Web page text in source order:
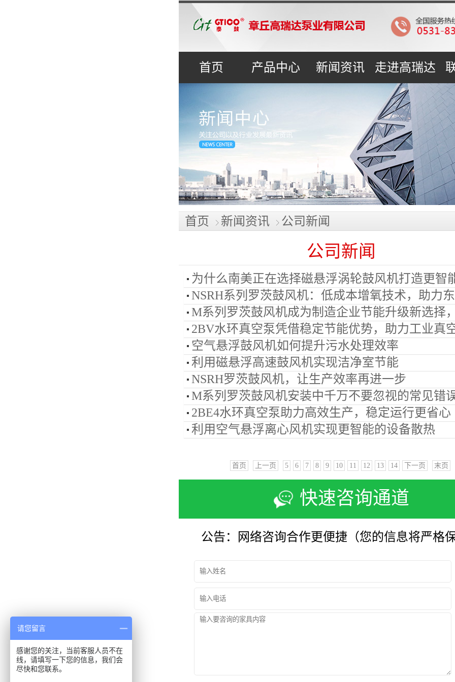
首页 产品中心 新闻资讯 走进高瑞达
首页 新闻资讯 公司新闻
公司新闻
为什么南美正在选择磁悬浮涡轮鼓风机打造更智能的
NSRH系列罗茨鼓风机：低成本增氧技术，助力东南亚水产养殖产量
M系列罗茨鼓风机成为制造企业节能升级新选择，稳定输气助力生产效
2BV水环真空泵凭借稳定节能优势，助力工业真空系统持续
空气悬浮鼓风机如何提升污水处理效率
利用磁悬浮高速鼓风机实现洁净室节能
NSRH罗茨鼓风机，让生产效率再进一步
M系列罗茨鼓风机安装中千万不要忽视的常见错
2BE4水环真空泵助力高效生产，稳定运行更省心
利用空气悬浮离心风机实现更智能的设备散热
首页 上一页 5 6 7 8 9 10 11 12 13 14 下一页 末页
快速咨询通道
公告：网络咨询合作更便捷（您的信息将严格
请您留言
感谢您的关注，当前客服人员不在
线，请填写一下您的信息，我们会
尽快和您联系。